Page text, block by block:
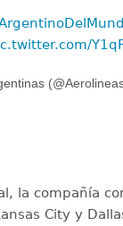
la compañía
City y